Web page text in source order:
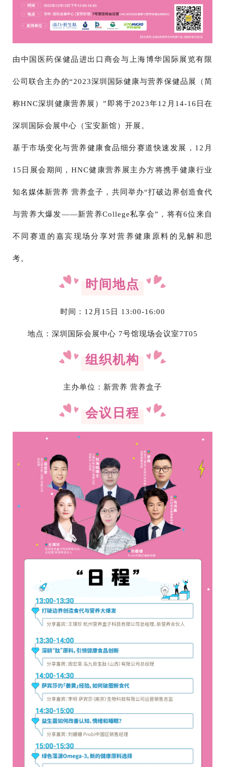
由中国医药保健品进出口商会与上海博华国际展览有限
公司联合主办的“2023深圳国际健康与营养保健品展（简
称HNC深圳健康营养展）”即将于2023年12月14-16日在
深圳国际会展中心（宝安新馆）开展。
基于市场变化与营养健康食品细分赛道快速发展，12月
15日展会期间，HNC健康营养展主办方将携手健康行业
知名媒体新营养 营养盒子，共同举办“打破边界创造食代
与营养大爆发——新营养College私享会”，将有6位来自
不同赛道的嘉宾现场分享对营养健康原料的见解和思
考。
时间地点
时间：12月15日 13:00-16:00
地点：深圳国际会展中心 7号馆现场会议室7T05
组织机构
主办单位：新营养 营养盒子
会议日程